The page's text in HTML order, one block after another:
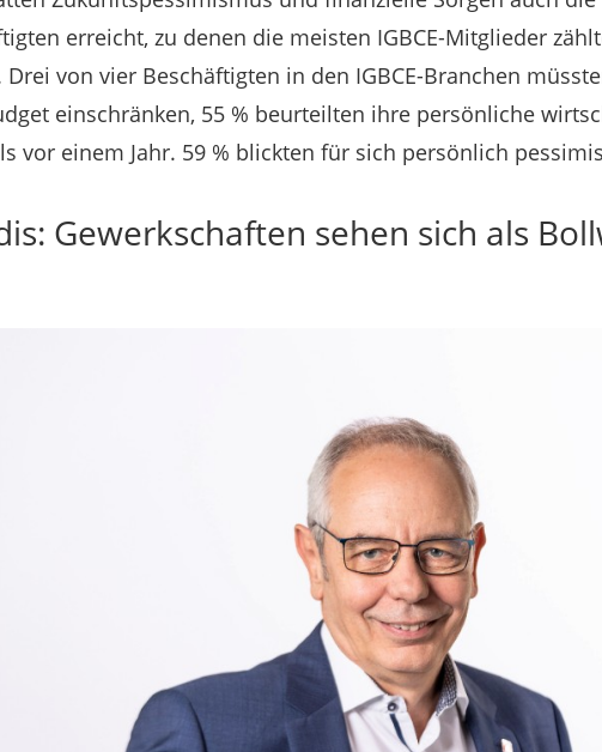
erreicht, zu denen die meisten IGBCE-Mitglieder
Drei von vier Beschäftigten in den IGBCE-Branchen
einschränken, 55 % beurteilten ihre persönliche
vor einem Jahr. 59 % blickten für sich persönlich
Gewerkschaften sehen sich als